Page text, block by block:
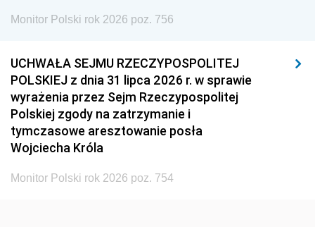
Monitor Polski rok 2026 poz. 756
UCHWAŁA SEJMU RZECZYPOSPOLITEJ
POLSKIEJ z dnia 31 lipca 2026 r. w sprawie
wyrażenia przez Sejm Rzeczypospolitej
Polskiej zgody na zatrzymanie i
tymczasowe aresztowanie posła
Wojciecha Króla
Monitor Polski rok 2026 poz. 754